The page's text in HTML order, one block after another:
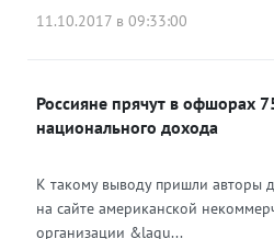
11.10.2017 в 09:33:00
Россияне прячут в офшорах
национального дохода
К такому выводу пришли авторы
на сайте американской
организации &laqu...